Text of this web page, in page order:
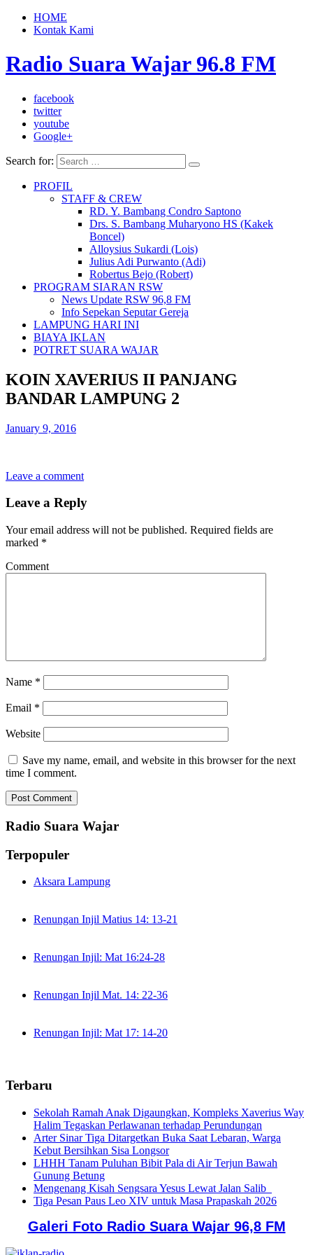
HOME
Kontak Kami
Radio Suara Wajar 96.8 FM
facebook
twitter
youtube
Google+
Search for:
PROFIL
STAFF & CREW
RD. Y. Bambang Condro Saptono
Drs. S. Bambang Muharyono HS (Kakek
Boncel)
Alloysius Sukardi (Lois)
Julius Adi Purwanto (Adi)
Robertus Bejo (Robert)
PROGRAM SIARAN RSW
News Update RSW 96,8 FM
Info Sepekan Seputar Gereja
LAMPUNG HARI INI
BIAYA IKLAN
POTRET SUARA WAJAR
KOIN XAVERIUS II PANJANG
BANDAR LAMPUNG 2
January 9, 2016
Leave a comment
Leave a Reply
Your email address will not be published. Required fields are
marked *
Comment
Name *
Email *
Website
Save my name, email, and website in this browser for the next
time I comment.
Radio Suara Wajar
Terpopuler
Aksara Lampung
Renungan Injil Matius 14: 13-21
Renungan Injil: Mat 16:24-28
Renungan Injil Mat. 14: 22-36
Renungan Injil: Mat 17: 14-20
Terbaru
Sekolah Ramah Anak Digaungkan, Kompleks Xaverius Way
Halim Tegaskan Perlawanan terhadap Perundungan
Arter Sinar Tiga Ditargetkan Buka Saat Lebaran, Warga
Kebut Bersihkan Sisa Longsor
LHHH Tanam Puluhan Bibit Pala di Air Terjun Bawah
Gunung Betung
Mengenang Kisah Sengsara Yesus Lewat Jalan Salib
Tiga Pesan Paus Leo XIV untuk Masa Prapaskah 2026
Galeri Foto Radio Suara Wajar 96,8 FM